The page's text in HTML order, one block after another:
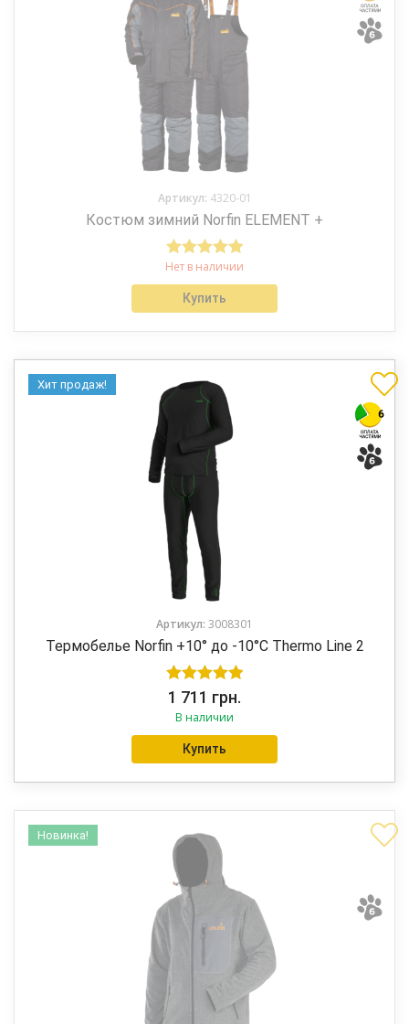
Артикул: 4320-01
Костюм зимний Norfin ELEMENT +
Оценка5.00
Нет в наличии
Купить
Хит продаж!
Артикул: 3008301
Термобелье Norfin +10° до -10°C Thermo Line 2
Оценка5.00
из 5
1 711 грн.
В наличии
Купить
Новинка!